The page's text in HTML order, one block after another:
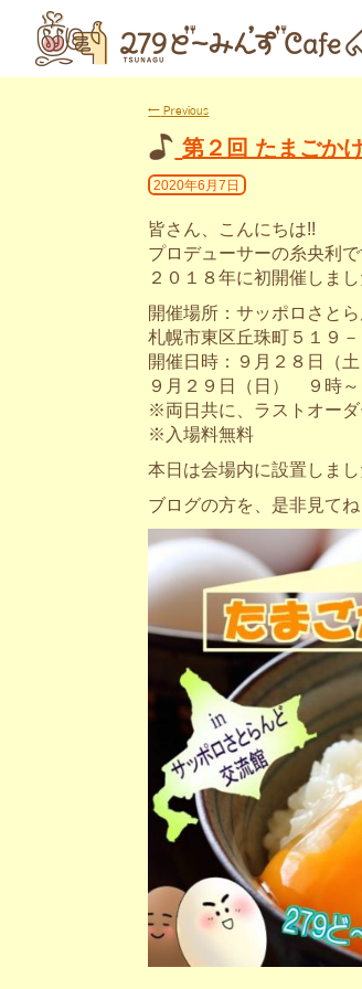
← Previous
第２回 たまごか
2020年6月7日
皆さん、こんにちは!!
プロデューサーの糸央利で
２０１８年に初開催しま
開催場所：サッポロさと
札幌市東区丘珠町５１９－
開催日時：９月２８日（
９月２９日（日） ９時
※両日共に、ラストオー
※入場料無料
本日は会場内に設置しま
ブログの方を、是非見て